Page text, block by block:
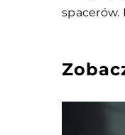
spacerów.